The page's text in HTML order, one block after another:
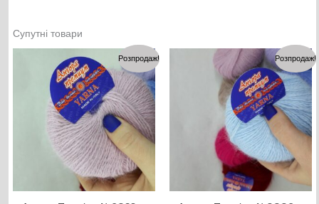
Супутні товари
Розпродаж! Розпродаж!